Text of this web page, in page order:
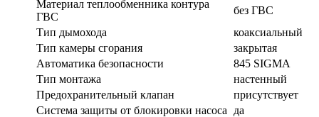
Материал теплообменника контура
ГВС
без ГВС
Тип дымохода
коаксиальный
Тип камеры сгорания
закрытая
Автоматика безопасности
845 SIGMA
Тип монтажа
настенный
Предохранительный клапан
присутствует
Система защиты от блокировки насоса
да